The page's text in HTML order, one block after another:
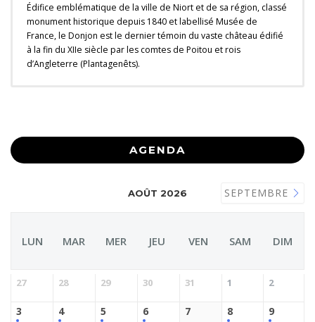
Édifice emblématique de la ville de Niort et de sa région, classé
monument historique depuis 1840 et labellisé Musée de
France, le Donjon est le dernier témoin du vaste château édifié
à la fin du XIIe siècle par les comtes de Poitou et rois
d’Angleterre (Plantagenêts).
AGENDA
AOÛT 2026 SEPTEMBRE
LUN MAR MER JEU VEN SAM DIM
27 28 29 30 31 1 2
3 4 5 6 7 8 9